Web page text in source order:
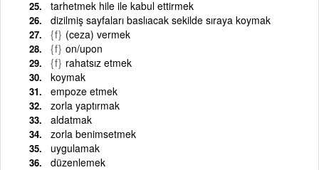
tarhetmek hile ile kabul ettirmek
dizilmiş sayfaları baslıacak sekilde sıraya koymak
{f} (ceza) vermek
{f} on/upon
{f} rahatsız etmek
koymak
empoze etmek
zorla yaptırmak
aldatmak
zorla benimsetmek
uygulamak
düzenlemek